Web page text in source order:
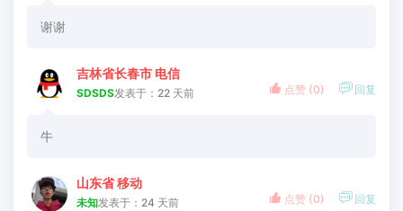
谢谢
吉林省长春市 电信
SDSDS发表于：22 天前
牛
 点赞 (0)  回复
山东省 移动
未知发表于：24 天前  点赞 (0)  回复